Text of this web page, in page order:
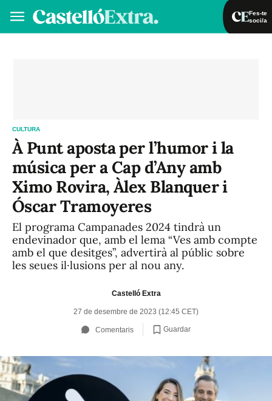
Fes-te
soci/a
CULTURA
À Punt aposta per l’humor i la
música per a Cap d’Any amb
Ximo Rovira, Àlex Blanquer i
Óscar Tramoyeres
El programa Campanades 2024 tindrà un
endevinador que, amb el lema “Ves amb compte
amb el que desitges”, advertirà al públic sobre
les seues il·lusions per al nou any.
Castelló Extra
27 de desembre de 2023 (12:45 CET)
Comentaris Guardar